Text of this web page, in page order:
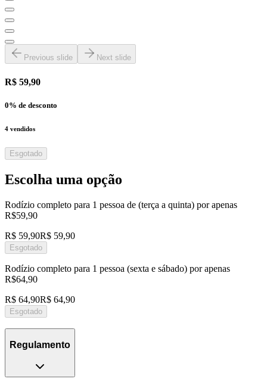
Previous slide Next slide
R$ 59,90
0% de desconto
4 vendidos
Esgotado
Escolha uma opção
Rodízio completo para 1 pessoa de (terça a quinta) por apenas
R$59,90
R$ 59,90R$ 59,90
Esgotado
Rodízio completo para 1 pessoa (sexta e sábado) por apenas
R$64,90
R$ 64,90R$ 64,90
Esgotado
Regulamento